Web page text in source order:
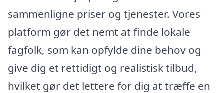
sammenligne priser og tjenester. Vores
platform gør det nemt at finde lokale
fagfolk, som kan opfylde dine behov og
give dig et rettidigt og realistisk tilbud,
hvilket gør det lettere for dig at træffe en